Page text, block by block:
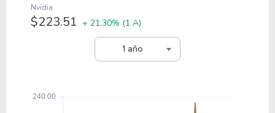
1 año
Nvidia
$223.51 + 21.30% (1 A)